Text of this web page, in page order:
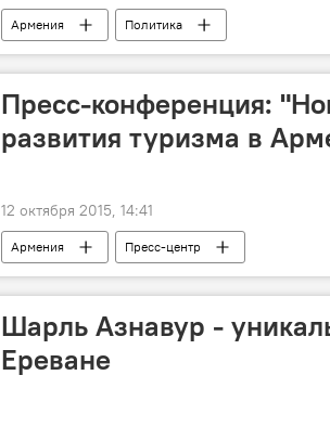
Армения Политика
Пресс-конференция:
развития туризма в
12 октября 2015, 14:41
Армения Пресс-центр
Шарль Азнавур -
Ереване